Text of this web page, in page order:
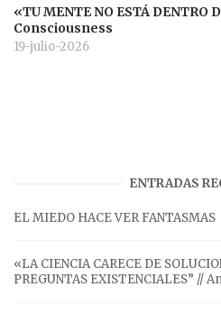
«TU MENTE NO ESTÁ DENTRO
Consciousness
19-julio-2026
ENTRADAS
EL MIEDO HACE VER FANTASMAS
«LA CIENCIA CARECE DE
PREGUNTAS EXISTENCIALES” //